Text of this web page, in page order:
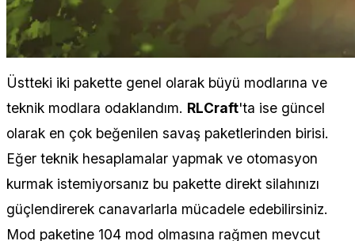
Üstteki iki pakette genel olarak büyü modlarına ve
teknik modlara odaklandım. RLCraft'ta ise güncel
olarak en çok beğenilen savaş paketlerinden birisi.
Eğer teknik hesaplamalar yapmak ve otomasyon
kurmak istemiyorsanız bu pakette direkt silahınızı
güçlendirerek canavarlarla mücadele edebilirsiniz.
Mod paketine 104 mod olmasına rağmen mevcut